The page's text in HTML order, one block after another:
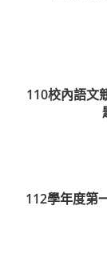
110校內語文
112學年度第